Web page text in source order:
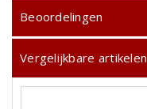
Beoordelingen
Vergelijkbare artikelen